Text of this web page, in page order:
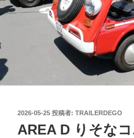
投
日:
2026-05-25 投稿者: TRAILERDEGO
AREA D りそな